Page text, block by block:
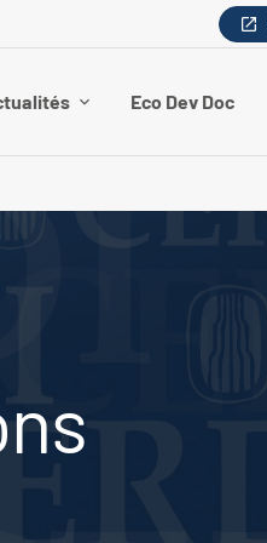
Eco Dev Doc